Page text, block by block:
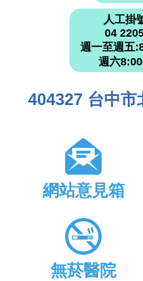
人工掛
04
週一至週五
週六
404327 台中市
網站意見箱
無菸醫院